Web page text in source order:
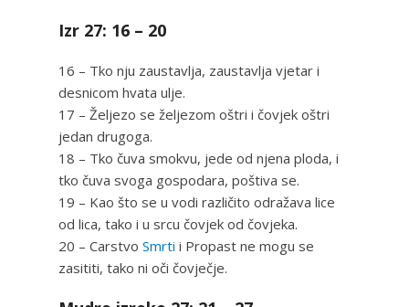
Izr 27: 16 – 20
16 – Tko nju zaustavlja, zaustavlja vjetar i
desnicom hvata ulje.
17 – Željezo se željezom oštri i čovjek oštri
jedan drugoga.
18 – Tko čuva smokvu, jede od njena ploda, i
tko čuva svoga gospodara, poštiva se.
19 – Kao što se u vodi različito odražava lice
od lica, tako i u srcu čovjek od čovjeka.
20 – Carstvo Smrti i Propast ne mogu se
zasititi, tako ni oči čovječje.